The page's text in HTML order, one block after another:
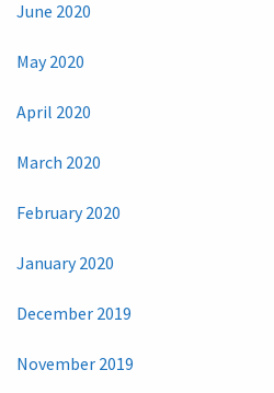
June 2020
May 2020
April 2020
March 2020
February 2020
January 2020
December 2019
November 2019